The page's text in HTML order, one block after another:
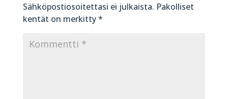
Sähköpostiosoitettasi ei julkaista. Pakolliset
kentät on merkitty*